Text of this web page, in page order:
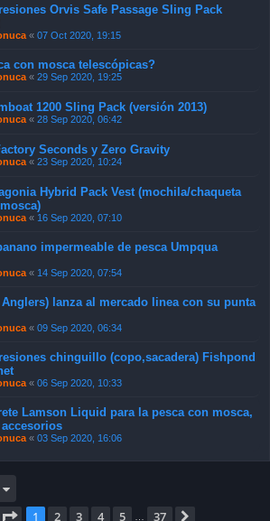
Orvis Safe Passage Sling Pack
« 07 Oct 2020, 19:15
con mosca telescópicas?
« 29 Sep 2020, 19:25
1200 Sling Pack (versión 2013)
« 28 Sep 2020, 06:42
Seconds y Zero Gravity
« 23 Sep 2020, 10:24
Hybrid Pack Vest (mochila/chaqueta
« 16 Sep 2020, 07:10
impermeable de pesca Umpqua
« 14 Sep 2020, 07:54
lanza al mercado linea con su punta
« 09 Sep 2020, 06:34
chinguillo (copo,sacadera) Fishpond
« 06 Sep 2020, 10:33
Lamson Liquid para la pesca con mosca,
« 03 Sep 2020, 16:06
Page 1of 37
1 2 3 4 5 37